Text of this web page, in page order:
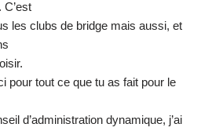
les clubs de bridge mais aussi, et
pour tout ce que tu as fait pour le
d’administration dynamique, j’ai